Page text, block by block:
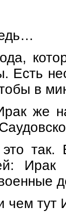
Есть
в
же
так.
тут